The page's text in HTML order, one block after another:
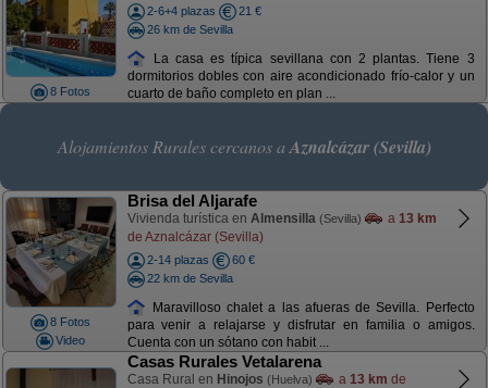
8 Fotos
2-6+4 plazas
21 €
26 km de Sevilla
La casa es típica sevillana con 2 plantas. Tiene 3
dormitorios dobles con aire acondicionado frío-calor y un
cuarto de baño completo en plan ...
Alojamientos Rurales cercanos a Aznalcázar (Sevilla)
8 Fotos
Video
Brisa del Aljarafe
Vivienda turística en Almensilla (Sevilla) a 13 km
de Aznalcázar (Sevilla)
2-14 plazas
60 €
22 km de Sevilla
Maravilloso chalet a las afueras de Sevilla. Perfecto
para venir a relajarse y disfrutar en familia o amigos.
Cuenta con un sótano con habit ...
Casas Rurales Vetalarena
Casa Rural en Hinojos (Huelva) a 13 km de